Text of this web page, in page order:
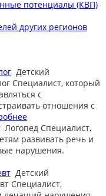
потенциалы (КВП)
других регионов
Детский
Специалист, который
с
отношения с
Логопед Специалист,
развивать речь и
нарушения.
Детский
Специалист,